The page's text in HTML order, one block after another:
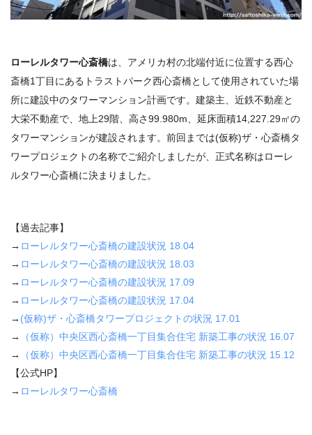
ローレルタワー心斎橋は、アメリカ村の北端付近に位置する西心
斎橋1丁目にあるトラストパーク西心斎橋として使用されていた場
所に建設中のタワーマンション計画です。建築主、近鉄不動産と
大栄不動産で、地上29階、高さ99.980m、延床面積14,227.29㎡の
タワーマンションが建設されます。前回までは(仮称)ザ・心斎橋タ
ワープロジェクトの名称でご紹介しましたが、正式名称はローレ
ルタワー心斎橋に決まりました。
【過去記事】
→ ローレルタワー心斎橋の建設状況 18.04
→ ローレルタワー心斎橋の建設状況 18.03
→ ローレルタワー心斎橋の建設状況 17.09
→ ローレルタワー心斎橋の建設状況 17.04
→ (仮称)ザ・心斎橋タワープロジェクトの状況 17.01
→
（仮称）中央区西心斎橋一丁目集合住宅 新築工事の状況 16.07
→
（仮称）中央区西心斎橋一丁目集合住宅 新築工事の状況 15.12
【公式HP】
→ ローレルタワー心斎橋